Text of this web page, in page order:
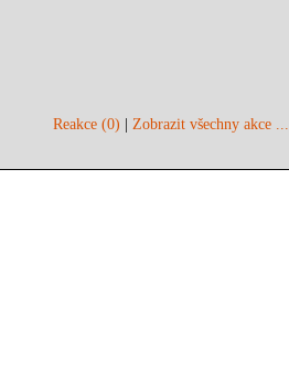
Reakce (0) Zobrazit všechny akce ...